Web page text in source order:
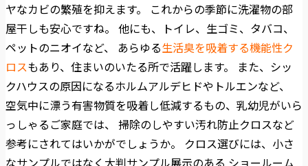
ヤなカビの繁殖を抑えます。 これからの季節に洗濯物の部
屋干しも安心ですね。 他にも、トイレ、生ゴミ、タバコ、
ペットのニオイなど、 あらゆる生活臭を吸着する機能性ク
ロスもあり、住まいのいたる所で活躍します。 また、シッ
クハウスの原因になるホルムアルデヒドやトルエンなど、
空気中に漂う有害物質を吸着し低減するもの、乳幼児がいら
っしゃるご家庭では、 掃除のしやすい汚れ防止クロスなど
参考にされてはいかがでしょうか。
クロス選びには、小さ
なサンプルではなく大判サンプル展示のある ショールーム